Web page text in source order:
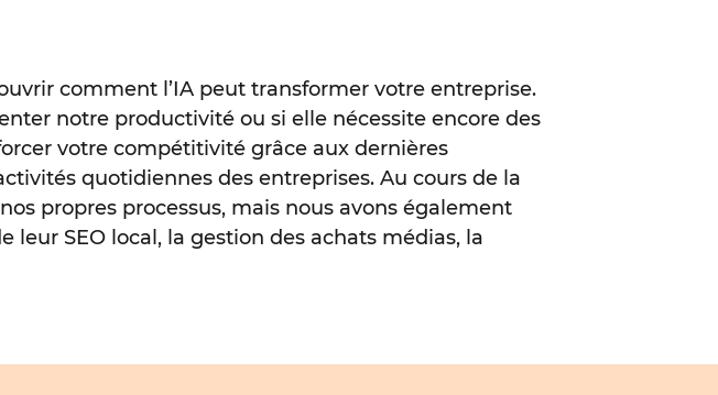
comment l’IA peut transformer votre entreprise.
notre productivité ou si elle nécessite encore des
votre compétitivité grâce aux dernières
quotidiennes des entreprises. Au cours de la
propres processus, mais nous avons également
leur SEO local, la gestion des achats médias, la